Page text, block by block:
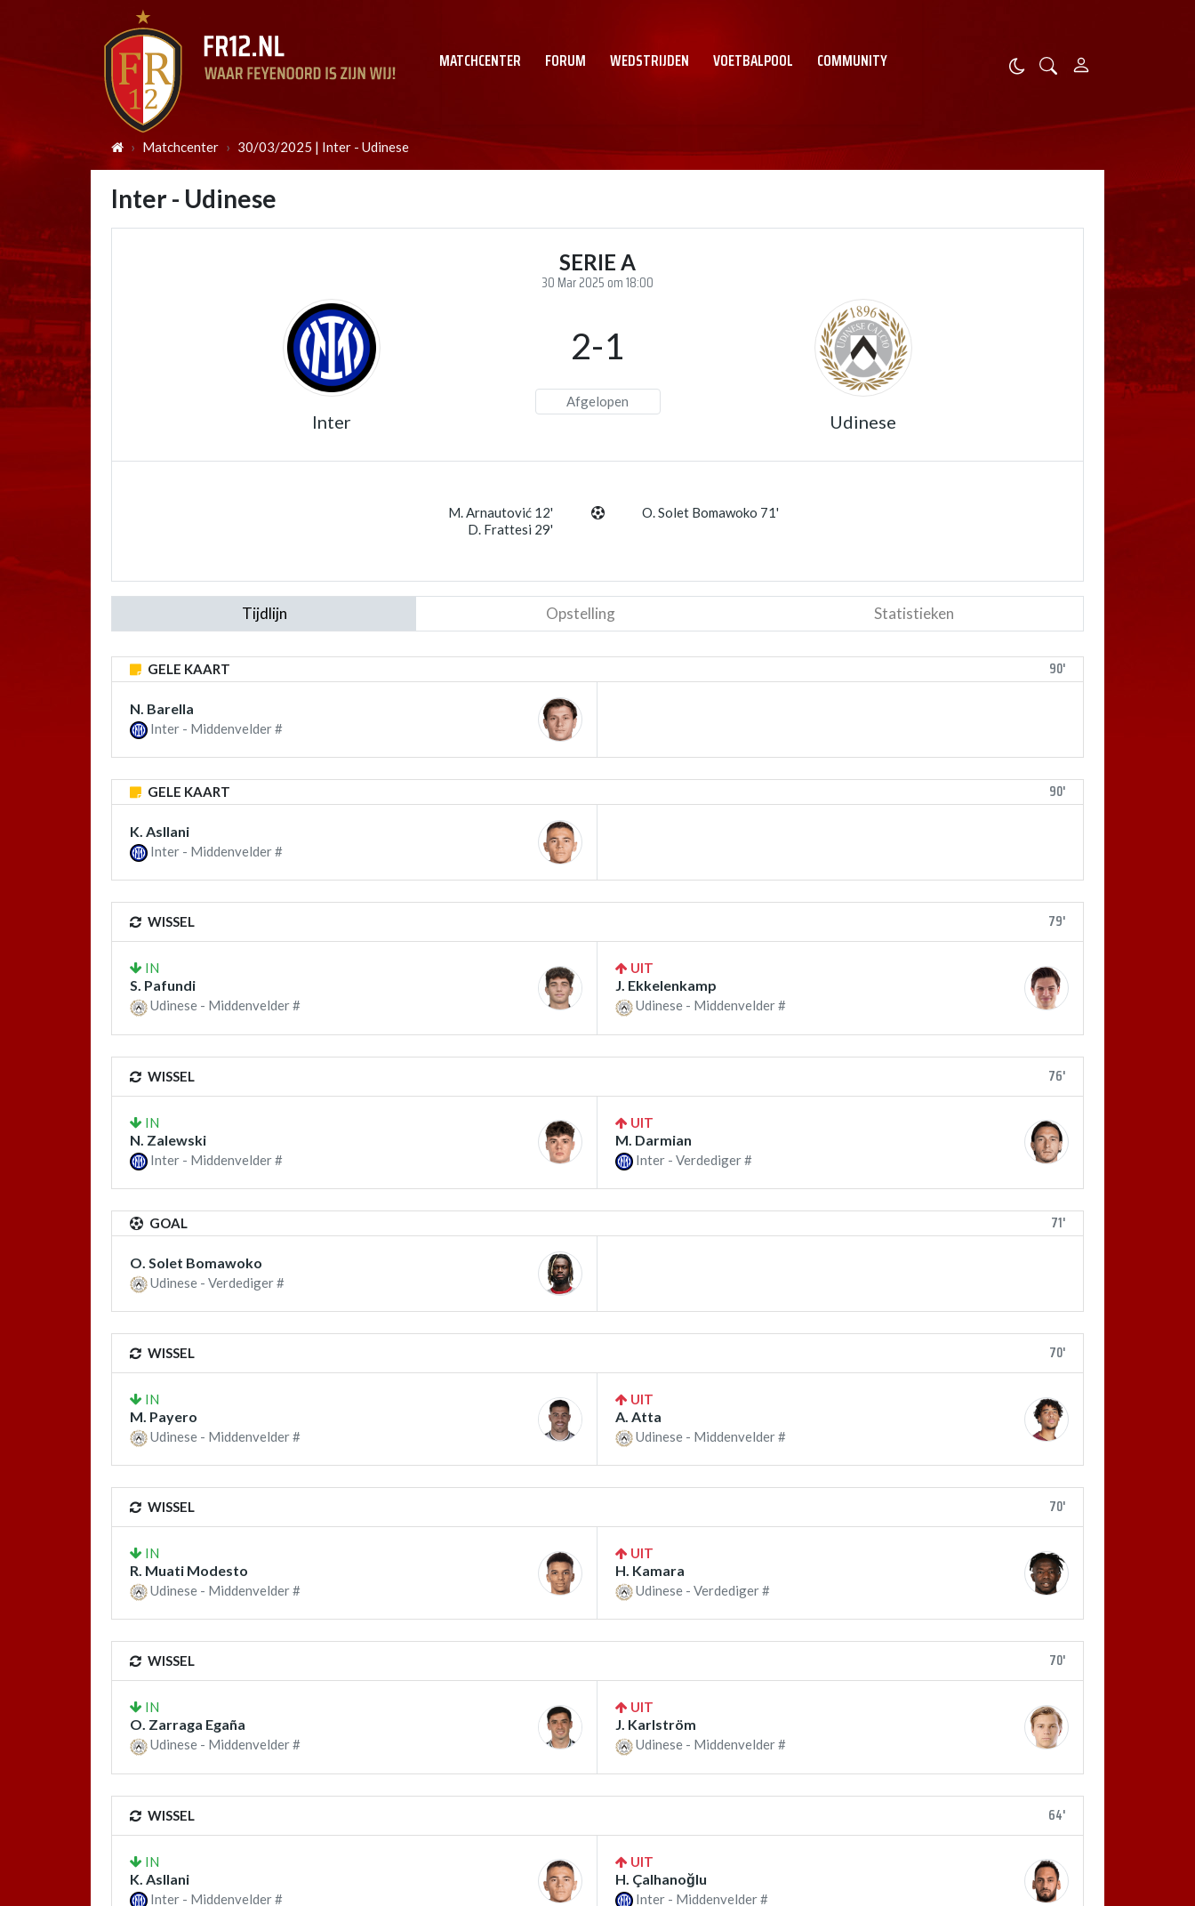
MATCHCENTER FORUM WEDSTRIJDEN VOETBALPOOL COMMUNITY
Matchcenter 30/03/2025 | Inter - Udinese
Inter - Udinese
SERIE A
30 Mar 2025 om 18:00
Inter
2-1
Afgelopen
Udinese
M. Arnautović 12'
D. Frattesi 29'
O. Solet Bomawoko 71'
Tijdlijn Opstelling Statistieken
GELE KAART 90'
N. Barella
Inter - Middenvelder #
GELE KAART 90'
K. Asllani
Inter - Middenvelder #
WISSEL 79'
IN
S. Pafundi
Udinese - Middenvelder #
UIT
J. Ekkelenkamp
Udinese - Middenvelder #
WISSEL 76'
IN
N. Zalewski
Inter - Middenvelder #
UIT
M. Darmian
Inter - Verdediger #
GOAL 71'
O. Solet Bomawoko
Udinese - Verdediger #
WISSEL 70'
IN
M. Payero
Udinese - Middenvelder #
UIT
A. Atta
Udinese - Middenvelder #
WISSEL 70'
IN
R. Muati Modesto
Udinese - Middenvelder #
UIT
H. Kamara
Udinese - Verdediger #
WISSEL 70'
IN
O. Zarraga Egaña
Udinese - Middenvelder #
UIT
J. Karlström
Udinese - Middenvelder #
WISSEL 64'
IN
K. Asllani
Inter - Middenvelder #
UIT
H. Çalhanoğlu
Inter - Middenvelder #